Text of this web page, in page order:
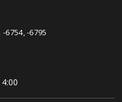
6754, -6795